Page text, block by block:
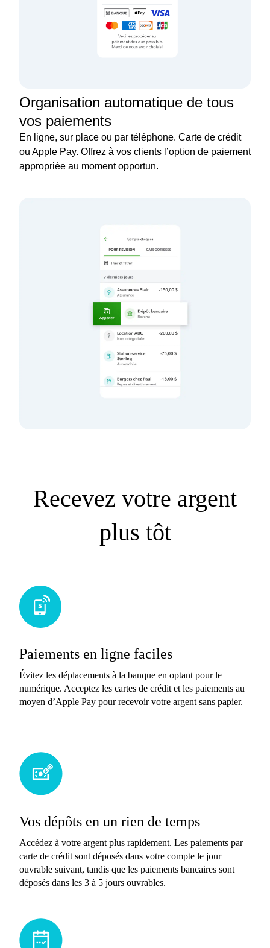
Organisation automatique de tous
vos paiements
En ligne, sur place ou par téléphone. Carte de crédit
ou Apple Pay. Offrez à vos clients l’option de paiement
appropriée au moment opportun.
Recevez votre argent
plus tôt
Paiements en ligne faciles
Évitez les déplacements à la banque en optant pour le
numérique. Acceptez les cartes de crédit et les paiements au
moyen d’Apple Pay pour recevoir votre argent sans papier.
Vos dépôts en un rien de temps
Accédez à votre argent plus rapidement. Les paiements par
carte de crédit sont déposés dans votre compte le jour
ouvrable suivant, tandis que les paiements bancaires sont
déposés dans les 3 à 5 jours ouvrables.